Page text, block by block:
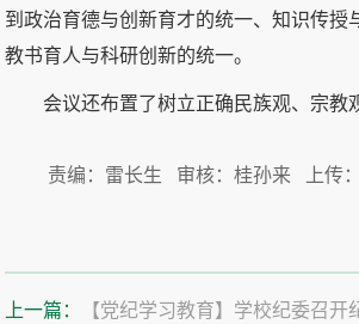
到政治育德与创新育才的统一、知识传授
教书育人与科研创新的统一。
会议还布置了树立正确民族观、宗教
责编：雷长生 审核：桂孙来 上传
上一篇：
【党纪学习教育】学校纪委召开